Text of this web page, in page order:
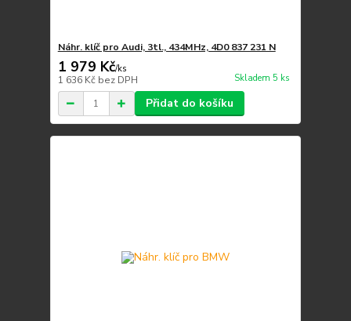
Náhr. klíč pro Audi, 3tl., 434MHz, 4D0 837 231 N
1 979 Kč/ks
1 636 Kč bez DPH Skladem 5 ks
Přidat do košíku